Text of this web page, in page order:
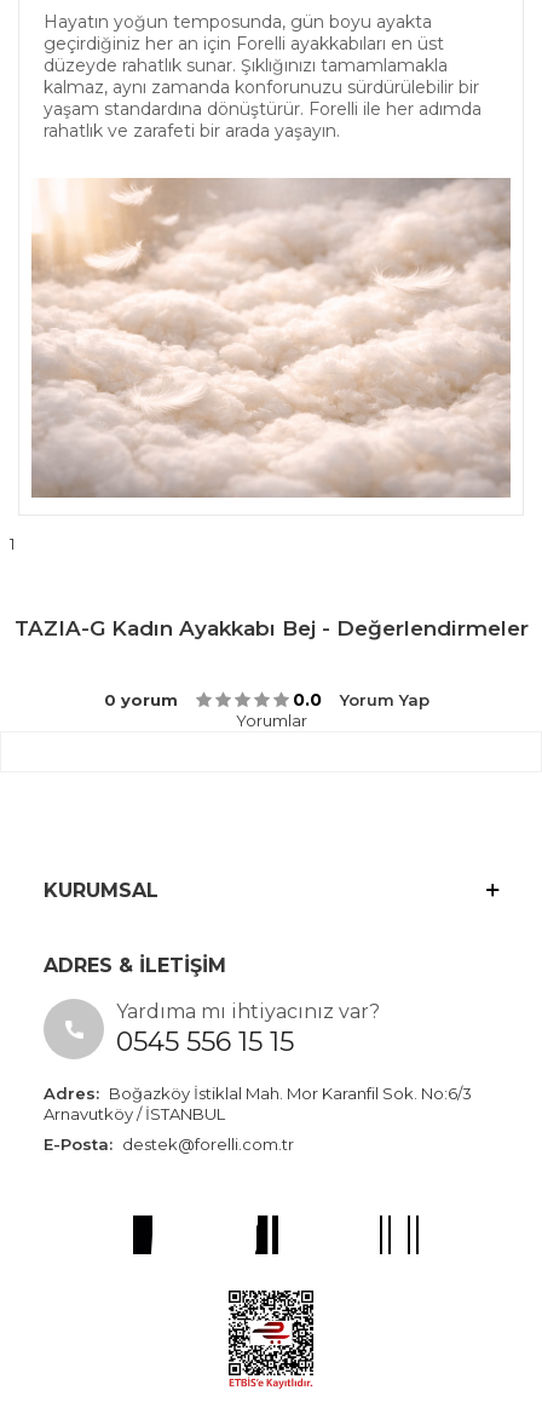
Hayatın yoğun temposunda, gün boyu ayakta
geçirdiğiniz her an için Forelli ayakkabıları en üst
düzeyde rahatlık sunar. Şıklığınızı tamamlamakla
kalmaz, aynı zamanda konforunuzu sürdürülebilir bir
yaşam standardına dönüştürür. Forelli ile her adımda
rahatlık ve zarafeti bir arada yaşayın.
1
TAZIA-G Kadın Ayakkabı Bej - Değerlendirmeler
0 yorum 0.0
Yorum Yap
Yorumlar
KURUMSAL
ADRES & İLETİŞİM
Yardıma mı ihtiyacınız var?
0545 556 15 15
Adres: Boğazköy İstiklal Mah. Mor Karanfil Sok. No:6/3
Arnavutköy / İSTANBUL
E-Posta: destek@forelli.com.tr